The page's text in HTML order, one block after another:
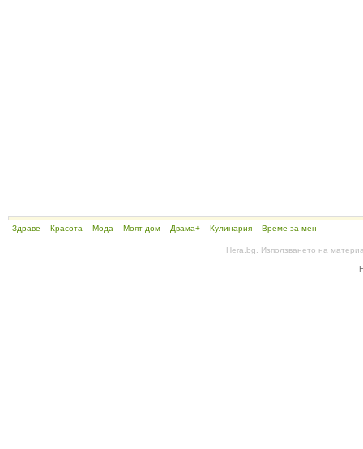
Здраве Красота Мода Моят дом Двама+ Кулинария Време за мен
Hera.bg. Използването на